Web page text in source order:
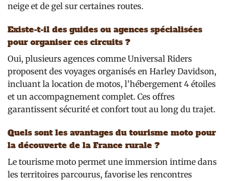
neige et de gel sur certaines routes.
Existe-t-il des guides ou agences spécialisées
pour organiser ces circuits ?
Oui, plusieurs agences comme Universal Riders
proposent des voyages organisés en Harley Davidson,
incluant la location de motos, l’hébergement 4 étoiles
et un accompagnement complet. Ces offres
garantissent sécurité et confort tout au long du trajet.
Quels sont les avantages du tourisme moto pour
la découverte de la France rurale ?
Le tourisme moto permet une immersion intime dans
les territoires parcourus, favorise les rencontres